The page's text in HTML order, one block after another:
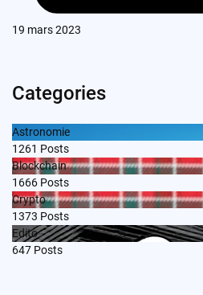
19 mars 2023
Categories
Astronomie
1261 Posts
Blockchain
1666 Posts
Crypto
1373 Posts
Edito
647 Posts